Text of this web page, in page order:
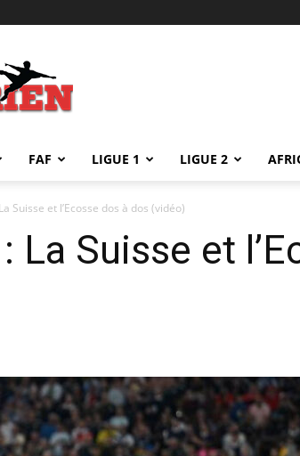
FAF LIGUE 1 LIGUE 2
Suisse et l’Ecosse dos à dos (vidéo)
La Suisse et